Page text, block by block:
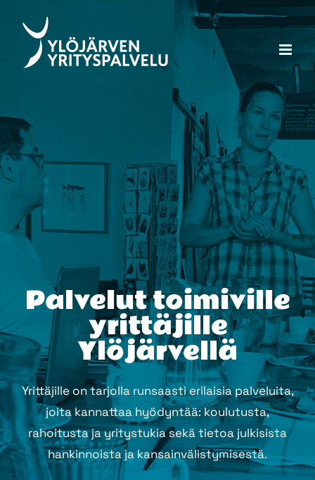
content
Palvelut toimiville
yrittäjille
Ylöjärvellä
Yrittäjille on tarjolla runsaasti erilaisia palveluita,
joita kannattaa hyödyntää: koulutusta,
rahoitusta ja yritystukia sekä tietoa julkisista
hankinnoista ja kansainvälistymisestä.